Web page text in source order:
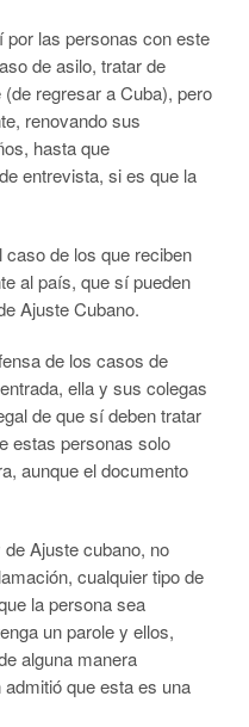
por las personas con este
de asilo, tratar de
regresar a Cuba), pero
renovando sus
hasta que
entrevista, si es que la
caso de los que reciben
al país, que sí pueden
Ajuste Cubano.
de los casos de
ella y sus colegas
de que sí deben tratar
estas personas solo
aunque el documento
Ajuste cubano, no
cualquier tipo de
la persona sea
un parole y ellos,
alguna manera
que esta es una